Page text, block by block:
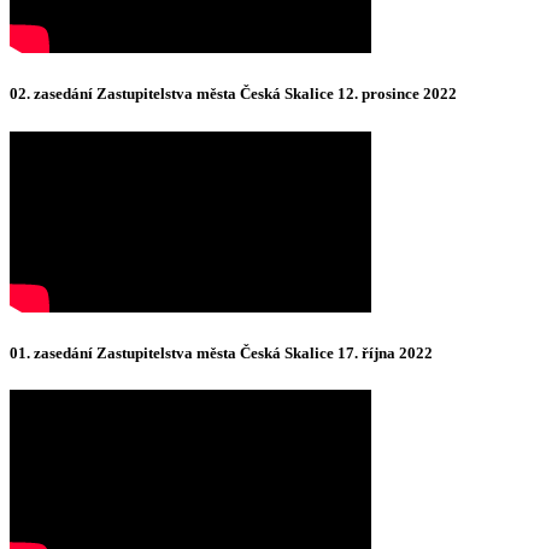
02. zasedání Zastupitelstva města Česká Skalice 12. prosince 2022
01. zasedání Zastupitelstva města Česká Skalice 17. října 2022